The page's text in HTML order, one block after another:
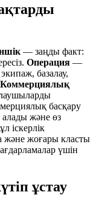
— заңды факт:
Операция —
базалау,
Коммерциялық
басқару
алады және өз
іскерлік
және жоғары класты
үшін
ұстау